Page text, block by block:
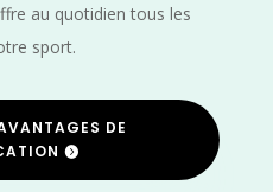
au quotidien tous les
sport.
DE